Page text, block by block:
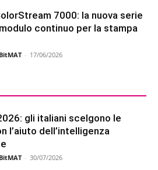
7000: la nuova serie
continuo per la stampa
- 17/06/2026
gli italiani scelgono le
l’aiuto dell’intelligenza
- 30/07/2026